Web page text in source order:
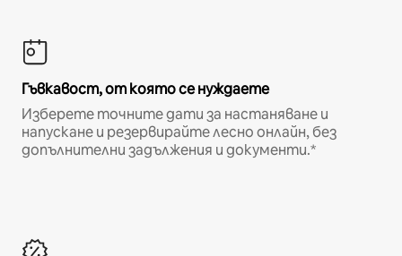
Гъвкавост, от която се нуждаете
Изберете точните дати за настаняване и
напускане и резервирайте лесно онлайн, без
допълнителни задължения и документи.*